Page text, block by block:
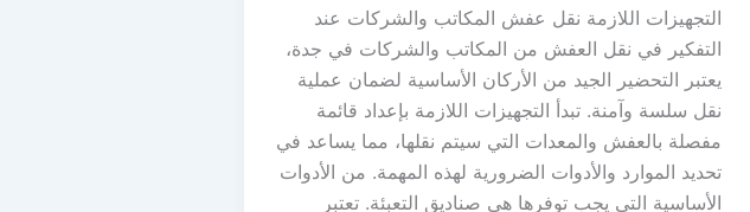
التجهيزات اللازمة نقل عفش المكاتب والشركات عند
التفكير في نقل العفش من المكاتب والشركات في جدة،
يعتبر التحضير الجيد من الأركان الأساسية لضمان عملية
نقل سلسة وآمنة. تبدأ التجهيزات اللازمة بإعداد قائمة
مفصلة بالعفش والمعدات التي سيتم نقلها، مما يساعد في
تحديد الموارد والأدوات الضرورية لهذه المهمة. من الأدوات
الأساسية التي يجب توفرها هي صناديق التعبئة. تعتبر